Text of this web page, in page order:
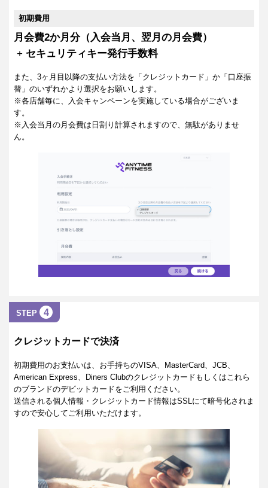
初期費用
月会費2か月分（入会当月、翌月の月会費）
+ セキュリティキー発行手数料
また、3ヶ月目以降の支払い方法を「クレジットカード」か「口座振
替」のいずれかより選択をお願いします。
※各店舗毎に、入会キャンペーンを実施している場合がございま
す。
※入会当月の月会費は日割り計算されますので、無駄がありませ
ん。
STEP 4
クレジットカードで決済
初期費用のお支払いは、お手持ちのVISA、MasterCard、JCB、
American Express、Diners Clubのクレジットカードもしくはこれら
のブランドのデビットカードをご利用ください。
送信される個人情報・クレジットカード情報はSSLにて暗号化されま
すので安心してご利用いただけます。